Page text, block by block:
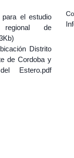
para el estudio
de
Distrito
de Cordoba y
Estero.pdf